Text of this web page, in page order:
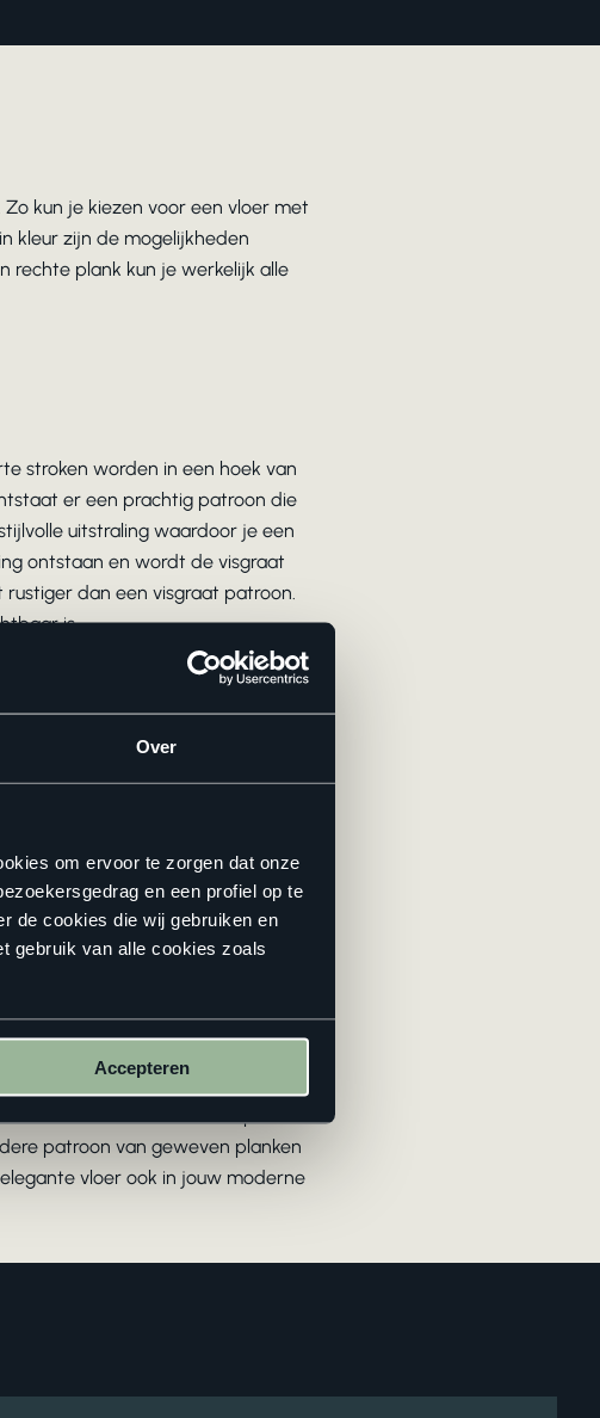
Over
om ervoor te zorgen dat onze
en een profiel op te
de cookies die wij gebruiken en
gebruik van alle cookies zoals
Accepteren
kun je kiezen voor een vloer met
kleur zijn de mogelijkheden
rechte plank kun je werkelijk alle
stroken worden in een hoek van
er een prachtig patroon die
uitstraling waardoor je een
ontstaan en wordt de visgraat
dan een visgraat patroon.
is.
is dat een betontegel vaak koud
wordt er nooit getwijfeld aan de
die past bij deze tijd. Zo
maar zijn ze wel gemakkelijk
dat zijn naam letterlijk dankt aan
patroon van geweven planken
vloer ook in jouw moderne